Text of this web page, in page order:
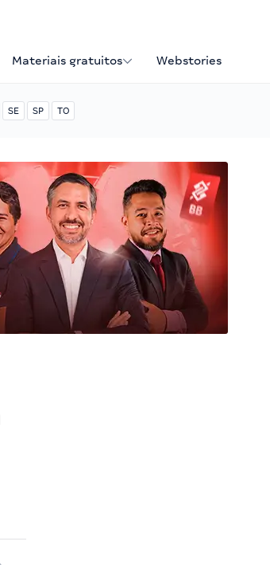
Materiais gratuitos Webstories
SE SP TO